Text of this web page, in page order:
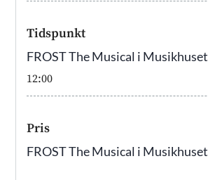
Tidspunkt
FROST The Musical i Musikhuset
12:00
Pris
FROST The Musical i Musikhuset